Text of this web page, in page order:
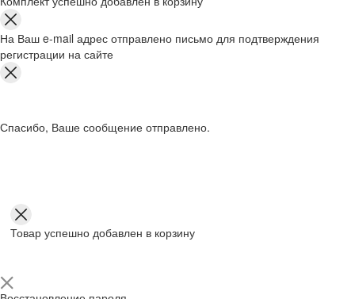
На Ваш e-mail адрес отправлено письмо для подтверждения
регистрации на сайте
Спасибо, Ваше сообщение отправлено.
Товар успешно добавлен в корзину